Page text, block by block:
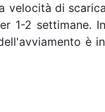
di
1-2 settimane.
è